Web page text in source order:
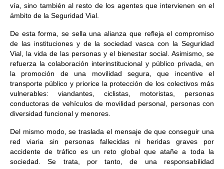
vía, sino también al resto de los agentes que intervienen en el
ámbito de la Seguridad Vial.
De esta forma, se sella una alianza que refleja el compromiso
de las instituciones y de la sociedad vasca con la Seguridad
Vial, la vida de las personas y el bienestar social. Asimismo, se
refuerza la colaboración interinstitucional y público privada, en
la promoción de una movilidad segura, que incentive el
transporte público y priorice la protección de los colectivos más
vulnerables: viandantes, ciclistas, motoristas, personas
conductoras de vehículos de movilidad personal, personas con
diversidad funcional y menores.
Del mismo modo, se traslada el mensaje de que conseguir una
red viaria sin personas fallecidas ni heridas graves por
accidente de tráfico es un reto global que atañe a toda la
sociedad. Se trata, por tanto, de una responsabilidad